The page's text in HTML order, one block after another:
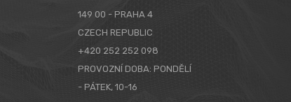
149 00 - PRAHA 4
CZECH REPUBLIC
+420 252 252 098
PROVOZNÍ DOBA: PONDĚLÍ
- PÁTEK, 10-16